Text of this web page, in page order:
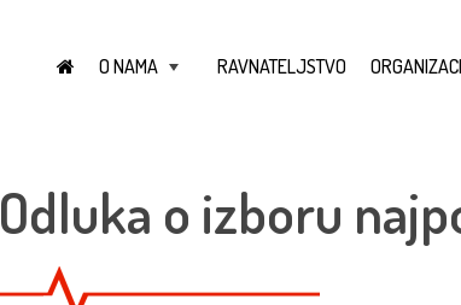
O NAMA RAVNATELJSTVO
Odluka o izboru